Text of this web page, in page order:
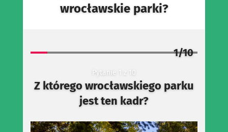
wrocławskie parki?
1/10
Pytanie 1 z 10
Z którego wrocławskiego parku
jest ten kadr?